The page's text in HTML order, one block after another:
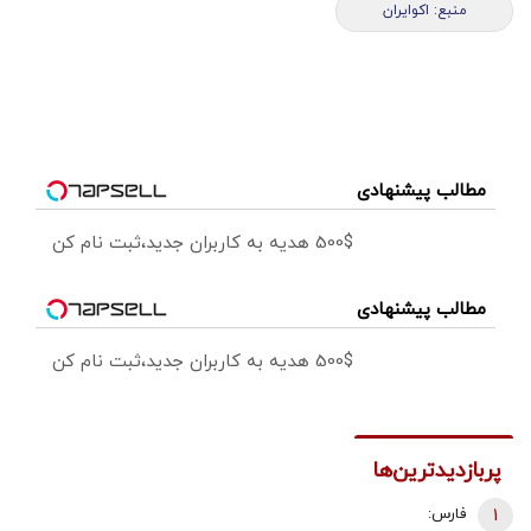
منبع: اکوایران
مطالب پیشنهادی
500$ هدیه به کاربران جدید،ثبت نام کن
مطالب پیشنهادی
500$ هدیه به کاربران جدید،ثبت نام کن
پربازدیدترین‌ها
فارس:
1